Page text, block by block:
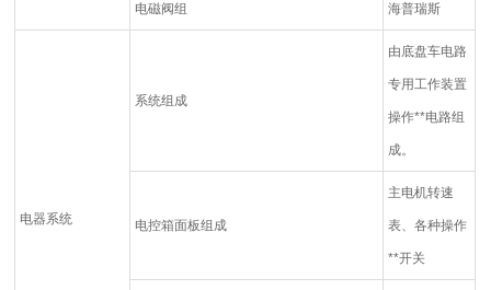
电磁阀组 海普瑞斯
电器系统
系统组成
由底盘车电路
专用工作装置
操作**电路组
成。
电控箱面板组成
主电机转速
表、各种操作
**开关